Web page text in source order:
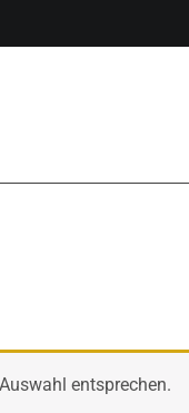
entsprechen.